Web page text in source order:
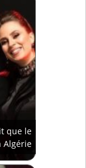
que le
Algérie